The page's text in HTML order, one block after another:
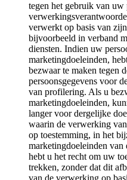
tegen het gebruik van uw
verwerkt op basis van
bijvoorbeeld in verband
diensten. Indien uw
marketingdoeleinden,
bezwaar te maken tegen
persoonsgegevens voor
van profilering. Als u
marketingdoeleinden,
langer voor dergelijke
waarin de verwerking
op toestemming, in het
marketingdoeleinden
hebt u het recht om uw
trekken, zonder dat dit
van de verwerking op